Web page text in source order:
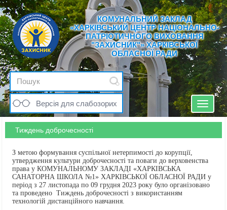
КОМУНАЛЬНИЙ ЗАКЛАД
«ХАРКІВСЬКИЙ ЦЕНТР НАЦІОНАЛЬНО-
ПАТРІОТИЧНОГО ВИХОВАННЯ
"ЗАХИСНИК"» ХАРКІВСЬКОЇ
ОБЛАСНОЇ РАДИ
Версія для слабозорих
Toggle
Тиждень доброчесності
З метою формування суспільної нетерпимості до корупції,
утвердження культури доброчесності та поваги до верховенства
права у КОМУНАЛЬНОМУ ЗАКЛАДІ «ХАРКІВСЬКА
САНАТОРНА ШКОЛА №1» ХАРКІВСЬКОЇ ОБЛАСНОЇ РАДИ у
період з 27 листопада по 09 грудня 2023 року було організовано
та проведено Тиждень доброчесності з використанням
технологій дистанційного навчання.